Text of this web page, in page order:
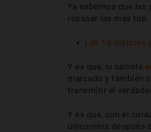
Ya sabemos que las
repasar las más top,
Las 10 mejores
Y es que, si naciste
marcado y también
transmitir el
Y es que, con el
unicornios después